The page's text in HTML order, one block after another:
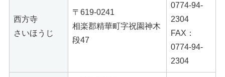
西方寺
さいほうじ
〒619-0241
相楽郡精華町字祝園神木
段47
0774-94-
2304
FAX：
0774-94-
2304